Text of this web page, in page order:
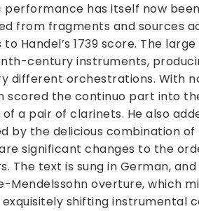
performance has itself now
from fragments and sources
Handel’s 1739 score. The
century instruments,
different orchestrations. With
scored the continuo part into
a pair of clarinets. He also
by the delicious combination
significant changes to the
The text is sung in German,
Mendelssohn overture, which
shifting instrumental